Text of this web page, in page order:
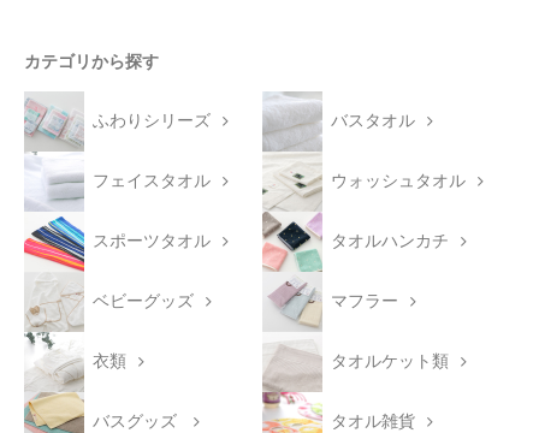
カテゴリから探す
ふわりシリーズ バスタオル
フェイスタオル ウォッシュタオル
スポーツタオル タオルハンカチ
ベビーグッズ マフラー
衣類 タオルケット類
バスグッズ タオル雑貨